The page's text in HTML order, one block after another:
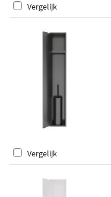
Vergelijk
Vergelijk